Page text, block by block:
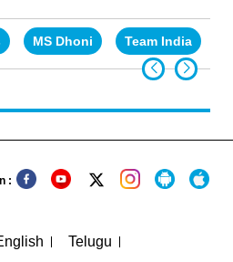
MS Dhoni Team India
:
Telugu